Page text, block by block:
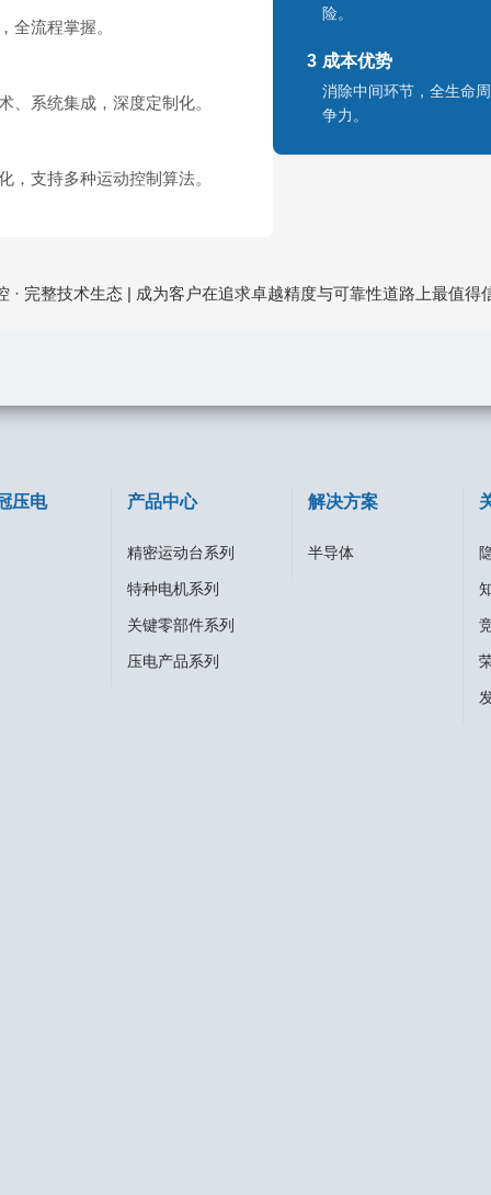
全流程掌握。
、系统集成，深度定制化。
，支持多种运动控制算法。
险。
3 成本优势
消除中间环节，全生命
争力。
· 完整技术生态 | 成为客户在追求卓越精度与可靠性道路上最值得
压电 产品中心
精密运动台系列
特种电机系列
关键零部件系列
压电产品系列
解决方案
半导体